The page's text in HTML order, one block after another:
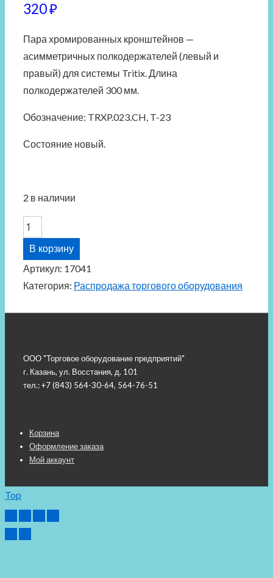
320₽
Пара хромированных кронштейнов —
асимметричных полкодержателей (левый и
правый) для системы Tritix.Длина
полкодержателей 300 мм.
Обозначение: TRXP.023.CH, T-23
Состояние новый.
2 в наличии
Количество
товара
Элемент
Tritix
23
В корзину
Артикул: 17041
Категория: Распродажа торгового оборудования
ООО "Торговое оборудование предприятий"
г. Казань, ул. Восстания, д. 101
тел.: +7 (843) 564-30-64, 564-76-51
Меню
подвала
Корзина
Оформление заказа
Мой аккаунт
Top